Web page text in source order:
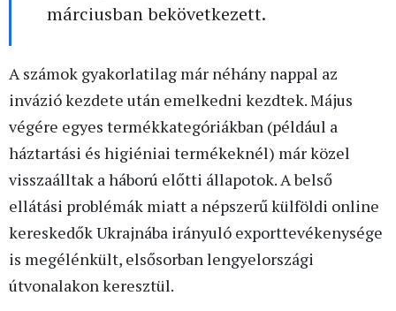
márciusban bekövetkezett.
A számok gyakorlatilag már néhány nappal az
invázió kezdete után emelkedni kezdtek. Május
végére egyes termékkategóriákban (például a
háztartási és higiéniai termékeknél) már közel
visszaálltak a háború előtti állapotok. A belső
ellátási problémák miatt a népszerű külföldi online
kereskedők Ukrajnába irányuló exporttevékenysége
is megélénkült, elsősorban lengyelországi
útvonalakon keresztül.